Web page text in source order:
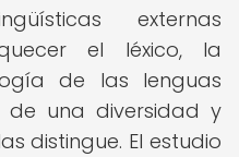
externas
el léxico, la
de las lenguas
de una diversidad y
distingue. El estudio